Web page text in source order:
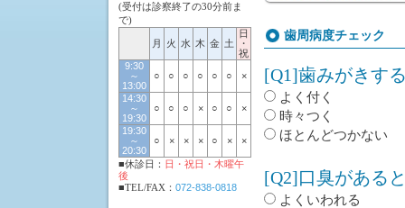
歯周病度チェック
[Q1]歯みがきす
よく付く
時々つく
ほとんどつかない
[Q2]口臭がある
よくいわれる
(受付は診察終了の30分前ま
で)
月 火 水 木 金 土
日
・
祝
9:30
～
13:00
○ ○ ○ ○ ○ ○ ×
14:30
～
19:30
○ ○ ○ × ○ ○ ×
19:30
～
20:30
○ × × × ○ × ×
■休診日： 日・祝日・木曜午
後
■TEL/FAX： 072-838-0818